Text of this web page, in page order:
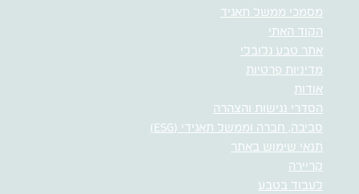
מסמכי ממשל תאגיד
הקוד האתי
אתר טבע גלובלי
מדיניות פרטיות
אודות
הסדרי נגישות והצהרה
סביבה, חברה וממשל תאגידי (ESG)
תנאי שימוש באתר
קריירה
לעבוד בטבע